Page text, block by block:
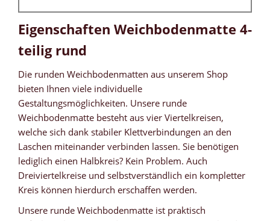
Eigenschaften Weichbodenmatte 4-
teilig rund
Die runden Weichbodenmatten aus unserem Shop
bieten Ihnen viele individuelle
Gestaltungsmöglichkeiten. Unsere runde
Weichbodenmatte besteht aus vier Viertelkreisen,
welche sich dank stabiler Klettverbindungen an den
Laschen miteinander verbinden lassen. Sie benötigen
lediglich einen Halbkreis? Kein Problem. Auch
Dreiviertelkreise und selbstverständlich ein kompletter
Kreis können hierdurch erschaffen werden.
Unsere runde Weichbodenmatte ist praktisch